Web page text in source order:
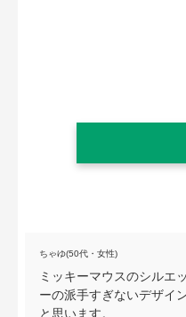
ちゃゆ(50代・女性)
ミッキーマウスのシルエ
ーの派手すぎないデザイ
と思います。